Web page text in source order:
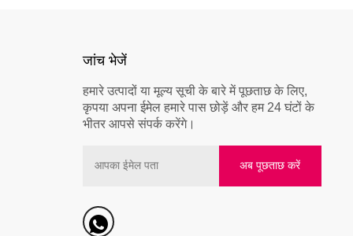
जांच भेजें
हमारे उत्पादों या मूल्य सूची के बारे में पूछताछ के लिए,
कृपया अपना ईमेल हमारे पास छोड़ें और हम 24 घंटों के
भीतर आपसे संपर्क करेंगे।